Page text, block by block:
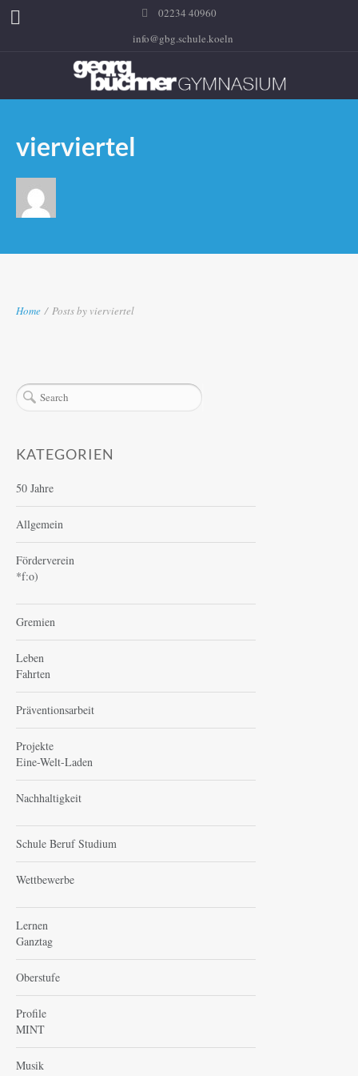
02234 40960
info@gbg.schule.koeln
vierviertel
Home / Posts by vierviertel
KATEGORIEN
50 Jahre
Allgemein
Förderverein
*f:o)
Gremien
Leben
Fahrten
Präventionsarbeit
Projekte
Eine-Welt-Laden
Nachhaltigkeit
Schule Beruf Studium
Wettbewerbe
Lernen
Ganztag
Oberstufe
Profile
MINT
Musik